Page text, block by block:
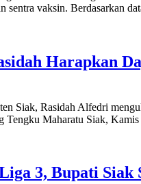
sentra vaksin. Berdasarkan
Harapkan
Siak, Rasidah Alfedri
Tengku Maharatu Siak,
3, Bupati Siak